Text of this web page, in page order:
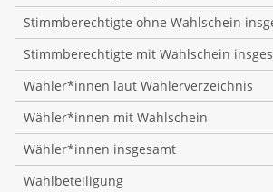
Stimmberechtigte ohne Wahlschein
Stimmberechtigte mit Wahlschein
Wähler*innen laut Wählerverzeichnis
Wähler*innen mit Wahlschein
Wähler*innen insgesamt
Wahlbeteiligung